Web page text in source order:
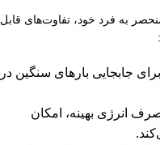
به فرد خود، تفاوت‌های قابل
جابجایی بارهای سنگین در
انرژی بهینه، امکان